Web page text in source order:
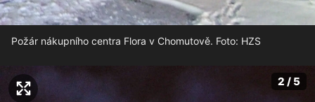
Požár nákupního centra Flora v Chomutově. Foto: HZS
2 / 5